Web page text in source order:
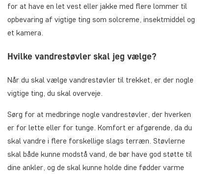
for at have en let vest eller jakke med flere lommer til
opbevaring af vigtige ting som solcreme, insektmiddel og
et kamera.
Hvilke vandrestøvler skal jeg vælge?
Når du skal vælge vandrestøvler til trekket, er der nogle
vigtige ting, du skal overveje.
Sørg for at medbringe nogle vandrestøvler, der hverken
er for lette eller for tunge. Komfort er afgørende, da du
skal vandre i flere forskellige slags terræn. Støvlerne
skal både kunne modstå vand, de bør have god støtte til
dine ankler, og de skal kunne holde dine fødder varme